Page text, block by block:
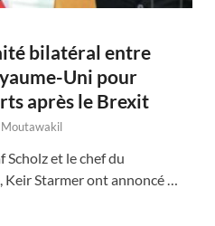
bilatéral entre
Uni pour
après le Brexit
Scholz et le chef du
Starmer ont annoncé …